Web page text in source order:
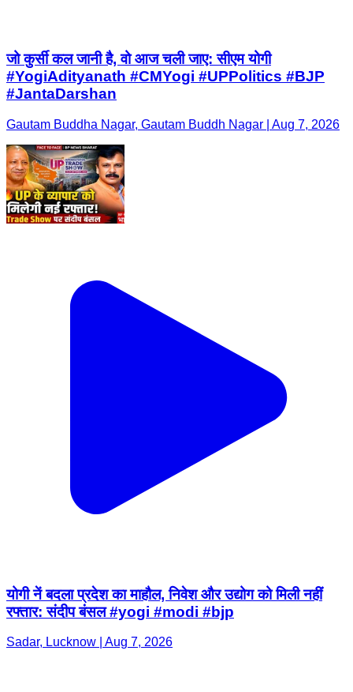
​जो कुर्सी कल जानी है, वो आज चली जाए: सीएम योगी ​
#YogiAdityanath #CMYogi #UPPolitics #BJP
#JantaDarshan
Gautam Buddha Nagar, Gautam Buddh Nagar | Aug 7, 2026
योगी नें बदला प्रदेश का माहौल, निवेश और उद्योग को मिली नहीं
रफ्तार: संदीप बंसल #yogi #modi #bjp
Sadar, Lucknow | Aug 7, 2026